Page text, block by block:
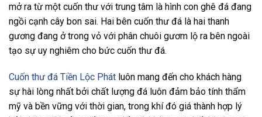
mở ra từ một cuốn thư với trung tâm là hình con ghê đá đang
ngồi cạnh cây bon sai. Hai bên cuốn thư đá là hai thanh
gương đang ở trong vỏ với phân chuôi gươm lộ ra bên ngoài
tạo sự uy nghiêm cho bức cuốn thư đá.
Cuốn thư đá Tiền Lộc Phát luôn mang đến cho khách hàng
sự hài lòng nhất bởi chất lượng đá luôn đảm bảo tính thẩm
mỹ và bền vững với thời gian, trong khí đó giá thành hợp lý